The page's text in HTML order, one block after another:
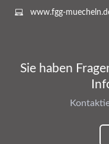
www.fgg-
Sie haben